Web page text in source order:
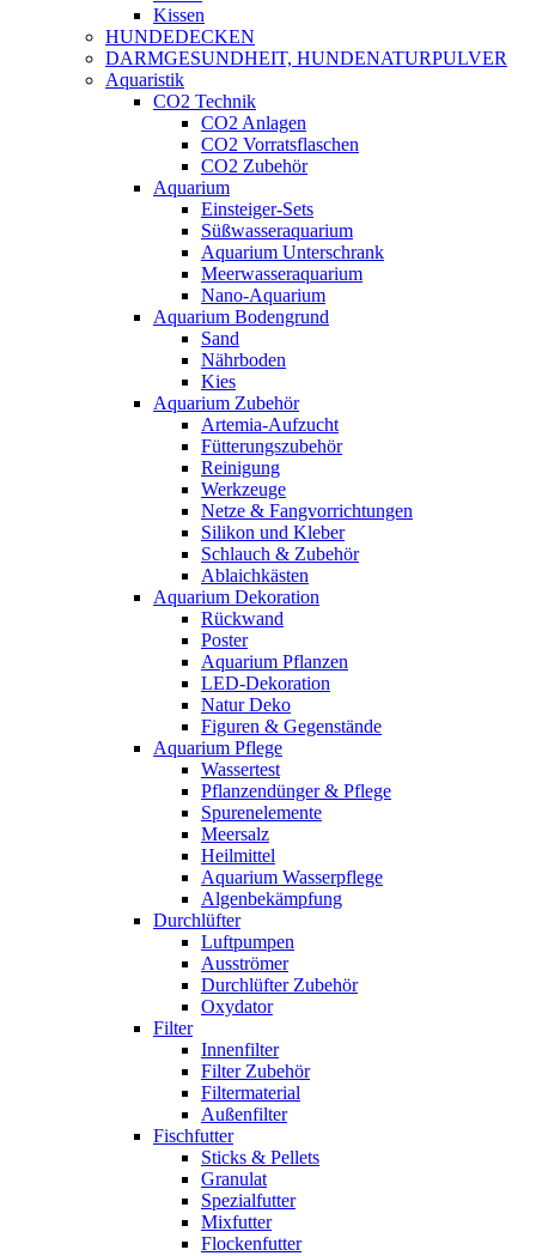
Kissen
HUNDEDECKEN
DARMGESUNDHEIT, HUNDENATURPULVER
Aquaristik
CO2 Technik
CO2 Anlagen
CO2 Vorratsflaschen
CO2 Zubehör
Aquarium
Einsteiger-Sets
Süßwasseraquarium
Aquarium Unterschrank
Meerwasseraquarium
Nano-Aquarium
Aquarium Bodengrund
Sand
Nährboden
Kies
Aquarium Zubehör
Artemia-Aufzucht
Fütterungszubehör
Reinigung
Werkzeuge
Netze & Fangvorrichtungen
Silikon und Kleber
Schlauch & Zubehör
Ablaichkästen
Aquarium Dekoration
Rückwand
Poster
Aquarium Pflanzen
LED-Dekoration
Natur Deko
Figuren & Gegenstände
Aquarium Pflege
Wassertest
Pflanzendünger & Pflege
Spurenelemente
Meersalz
Heilmittel
Aquarium Wasserpflege
Algenbekämpfung
Durchlüfter
Luftpumpen
Ausströmer
Durchlüfter Zubehör
Oxydator
Filter
Innenfilter
Filter Zubehör
Filtermaterial
Außenfilter
Fischfutter
Sticks & Pellets
Granulat
Spezialfutter
Mixfutter
Flockenfutter